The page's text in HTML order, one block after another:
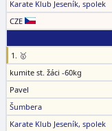
Karate Klub Jeseník, spolek
CZE
1. 🥇
kumite st. žáci -60kg
Pavel
Šumbera
Karate Klub Jeseník, spolek